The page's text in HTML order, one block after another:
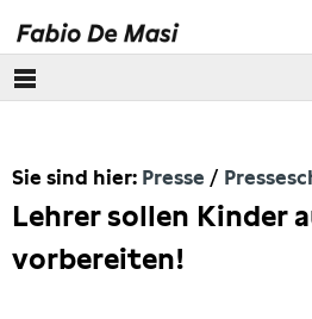
Europäisches Parlament
Themen
Sie sind hier: Presse
Lehrer sollen Kinder
vorbereiten!